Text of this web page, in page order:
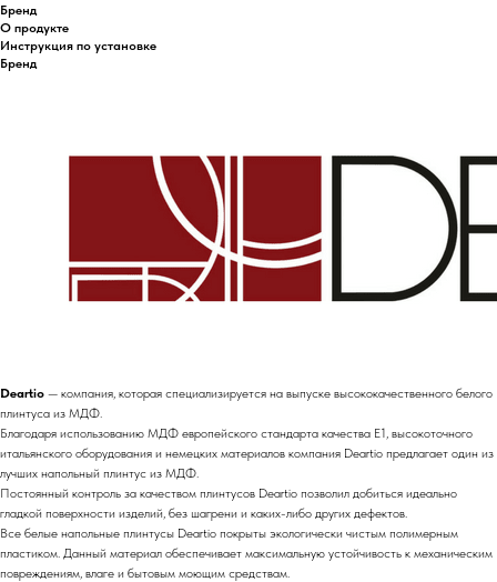
Бренд
О продукте
Инструкция по установке
Бренд
Deartio — компания, которая специализируется на выпуске высококачественного белого
плинтуса из МДФ.
Благодаря использованию МДФ европейского стандарта качества E1, высокоточного
итальянского оборудования и немецких материалов компания Deartio предлагает один из
лучших напольный плинтус из МДФ.
Постоянный контроль за качеством плинтусов Deartio позволил добиться идеально
гладкой поверхности изделий, без шагрени и каких-либо других дефектов.
Все белые напольные плинтусы Deartio покрыты экологически чистым полимерным
пластиком. Данный материал обеспечивает максимальную устойчивость к механическим
повреждениям, влаге и бытовым моющим средствам.